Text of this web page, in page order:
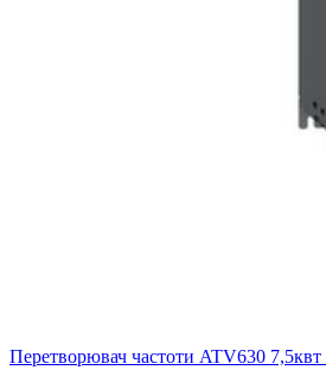
Перетворювач частоти ATV630